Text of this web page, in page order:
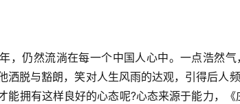
，仍然流淌在每一个中国人心中。一点浩然
洒脱与豁朗，笑对人生风雨的达观，引得后人
能拥有这样良好的心态呢?心态来源于能力，